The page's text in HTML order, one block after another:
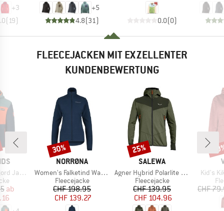
+3
(19)
+5
4.8(31 ) 0.0(0)
FLEECEJACKEN MIT EXZELLENTER
KUNDENBEWERTUNG
Jacket
Preis
ab
MARKE
NORRØNA
Artikel
Women's Falketind Warm1 Jacket
Produktgruppe
Fleecejacke
Preis
CHF 198.95reduzierter Preis
CHF 139.27
Rabatt
30%
MARKE
SALEWA
Artikel
Agner Hybrid Polarlite Durastretch Fullzip Hoody
Produktgruppe
Fleecejacke
Preis
CHF 139.95reduzierter Preis
CHF 104.96
Rabatt
25%
Artikel
Kid's
CHF